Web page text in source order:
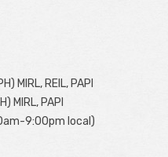
MIRL, REIL, PAPI
MIRL, PAPI
9:00pm local)